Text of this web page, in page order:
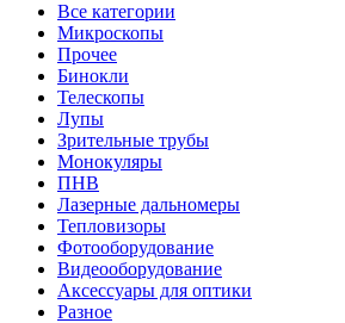
Все категории
Микроскопы
Прочее
Бинокли
Телескопы
Лупы
Зрительные трубы
Монокуляры
ПНВ
Лазерные дальномеры
Тепловизоры
Фотооборудование
Видеооборудование
Аксессуары для оптики
Разное